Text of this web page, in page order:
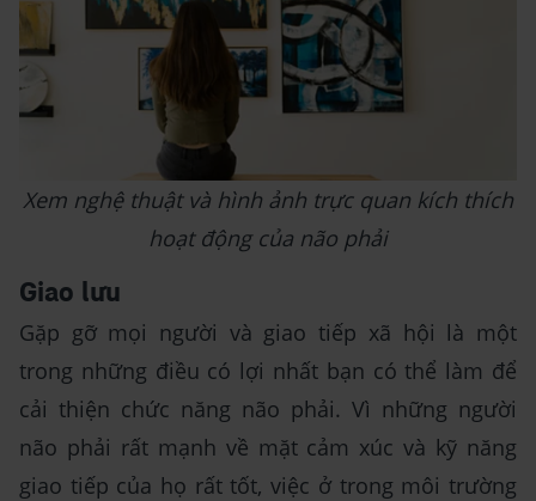
Xem nghệ thuật và hình ảnh trực quan kích thích
hoạt động của não phải
Giao lưu
Gặp gỡ mọi người và giao tiếp xã hội là một
trong những điều có lợi nhất bạn có thể làm để
cải thiện chức năng não phải. Vì những người
não phải rất mạnh về mặt cảm xúc và kỹ năng
giao tiếp của họ rất tốt, việc ở trong môi trường